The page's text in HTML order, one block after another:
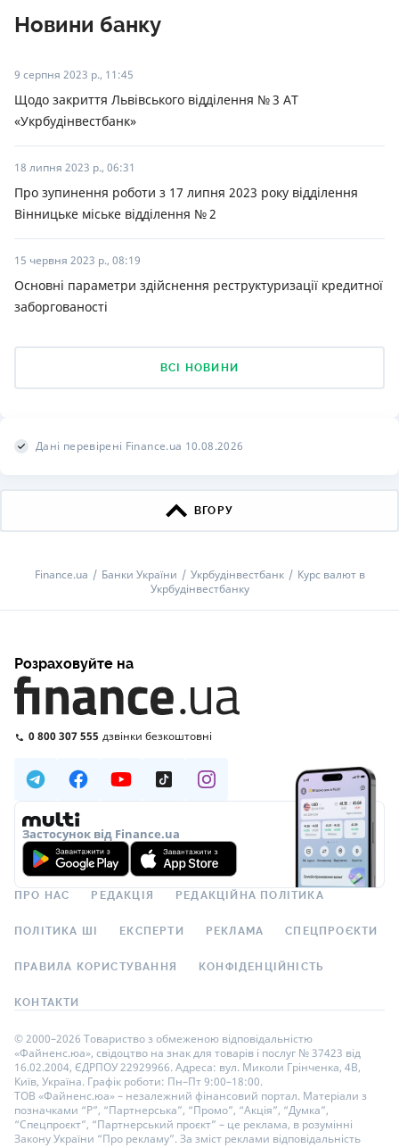
Новини банку
9 серпня 2023 р., 11:45
Щодо закриття Львівського відділення № 3 АТ
«Укрбудінвестбанк»
18 липня 2023 р., 06:31
Про зупинення роботи з 17 липня 2023 року відділення
Вінницьке міське відділення № 2
15 червня 2023 р., 08:19
Основні параметри здійснення реструктуризації кредитної
заборгованості
ВСІ НОВИНИ
Дані перевірені Finance.ua 10.08.2026
ВГОРУ
Finance.ua Банки України Укрбудінвестбанк
Курс валют в
Укрбудінвестбанку
Розраховуйте на
0 800 307 555 дзвінки безкоштовні
Застосунок від Finance.ua
ПРО НАС РЕДАКЦІЯ РЕДАКЦІЙНА ПОЛІТИКА
ПОЛІТИКА ШІ ЕКСПЕРТИ РЕКЛАМА СПЕЦПРОЄКТИ
ПРАВИЛА КОРИСТУВАННЯ КОНФІДЕНЦІЙНІСТЬ
КОНТАКТИ
© 2000–2026 Товариство з обмеженою відповідальністю
«Файненс.юа», свідоцтво на знак для товарів і послуг № 37423 від
16.02.2004, ЄДРПОУ 22929966. Адреса: вул. Миколи Грінченка, 4В,
Київ, Україна. Графік роботи: Пн–Пт 9:00–18:00.
ТОВ «Файненс.юа» – незалежний фінансовий портал. Матеріали з
позначками “Р”, “Партнерська”, “Промо”, “Акція”, “Думка”,
“Спецпроєкт”, “Партнерський проєкт” – це реклама, в розумінні
Закону України “Про рекламу”. За зміст реклами відповідальність